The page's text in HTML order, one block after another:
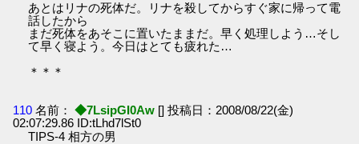
あとはリナの死体だ。リナを殺してからすぐ家に帰って電
話したから
まだ死体をあそこに置いたままだ。早く処理しよう…そし
て早く寝よう。今日はとても疲れた…
＊＊＊
110 名前： ◆7LsipGI0Aw [] 投稿日：2008/08/22(金)
02:07:29.86 ID:tLhd7lSt0
TIPS-4 相方の男